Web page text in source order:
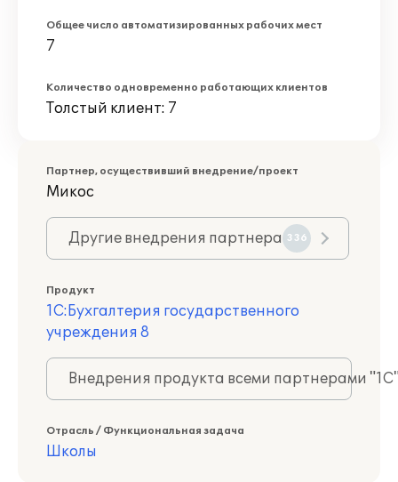
Общее число автоматизированных рабочих мест
7
Количество одновременно работающих клиентов
Толстый клиент: 7
Партнер, осуществивший внедрение/проект
Микос
Другие внедрения партнера 336
Продукт
1С:Бухгалтерия государственного
учреждения 8
Внедрения продукта всеми партнерами
Отрасль / Функциональная задача
Школы